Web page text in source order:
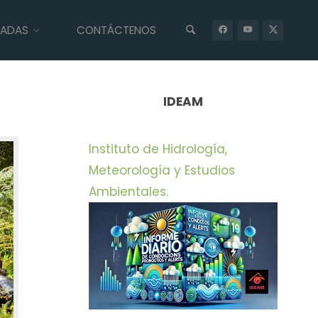
CONTÁCTENOS
RECUPERACIÓN DE PREDIO AFECTADO POR INCENDIO DE
IDEAM
Instituto de Hidrología,
Meteorología y Estudios
Ambientales.